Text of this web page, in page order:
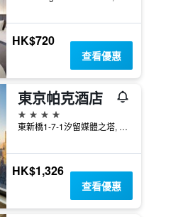
HK$720
查看優惠
東京帕克酒店
4星級
東新橋1-7-1汐留媒體之塔, 東京, 日本
HK$1,326
查看優惠